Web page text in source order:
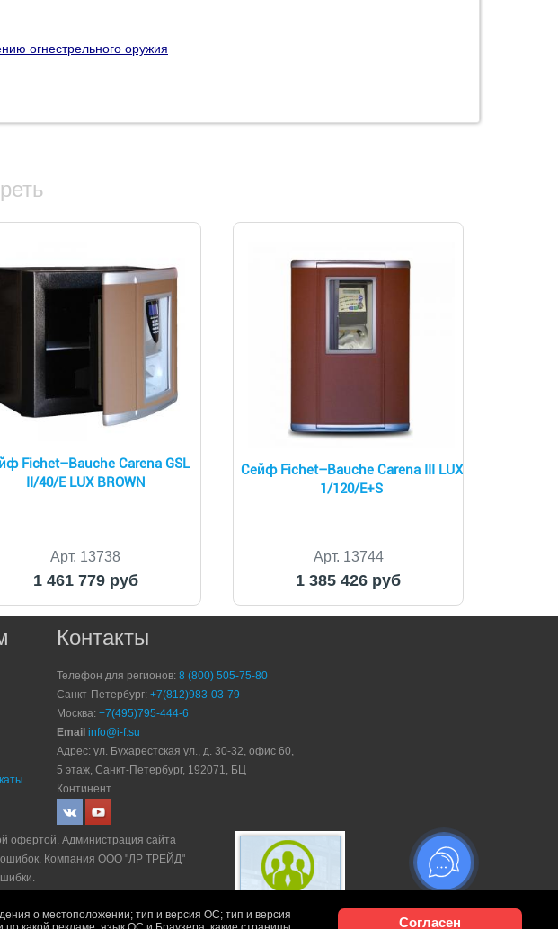
огнестрельного оружия
Fichet–Bauche Carena GSL
II/40/E LUX BROWN
Арт. 13738
1 461 779 руб
Сейф Fichet–Bauche Carena III LUX
1/120/E+S
Арт. 13744
1 385 426 руб
Контакты
Телефон для регионов:8 (800) 505-75-80
Санкт-Петербург:+7(812)983-03-79
Москва:+7(495)795-444-6
Email info@i-f.su
Адрес: ул. Бухарестская ул., д. 30-32, офис 60,
5 этаж, Санкт-Петербург, 192071, БЦ
Континент
офертой. Администрация сайта
ошибок. Компания ООО "ЛР ТРЕЙД"
о местоположении; тип и версия ОС; тип и версия
Согласен